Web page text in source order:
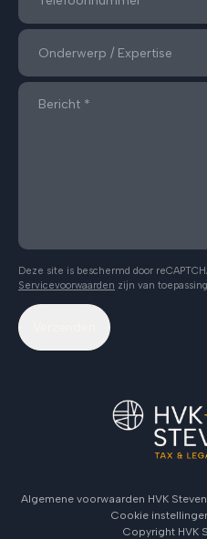
Deze site is beschermd door
Servicevoorwaarden zijn van
Algemene voorwaarden HVK
Cookie
Copyright HVK